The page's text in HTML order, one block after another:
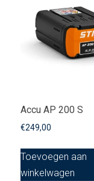
Accu AP 200 S
€249,00
Toevoegen aan
winkelwagen